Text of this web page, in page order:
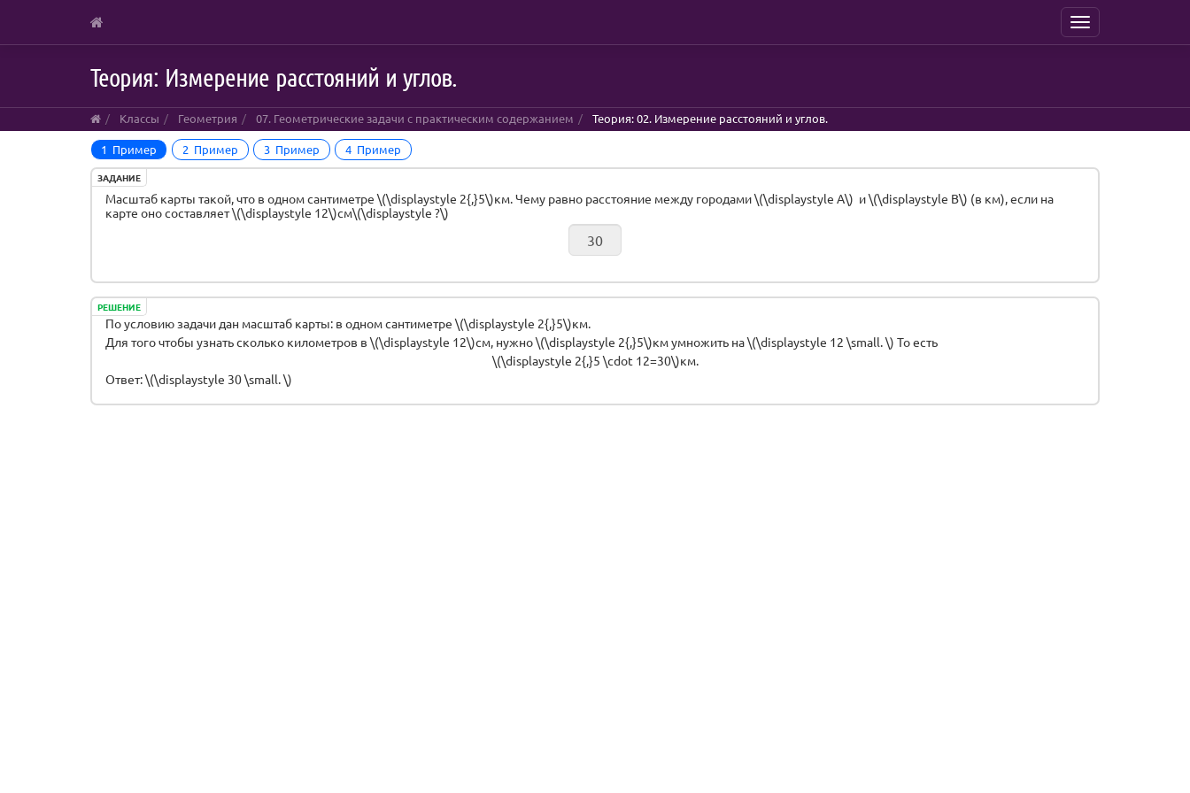
content
Menu
Теория: Измерение расстояний и углов.
Классы Геометрия 07. Геометрические задачи с практическим содержанием Теория: 02. Измерение расстояний и углов.
1 Пример 2 Пример 3 Пример 4 Пример
ЗАДАНИЕ
Масштаб карты такой, что в одном сантиметре \(\displaystyle 2{,}5\)км. Чему равно расстояние между городами \(\displaystyle A\) и \(\displaystyle B\) (в км), если на
карте оно составляет \(\displaystyle 12\)см\(\displaystyle ?\)
РЕШЕНИЕ
По условию задачи дан масштаб карты: в одном сантиметре \(\displaystyle 2{,}5\)км.
Для того чтобы узнать сколько километров в \(\displaystyle 12\)см, нужно \(\displaystyle 2{,}5\)км умножить на \(\displaystyle 12 \small. \) То есть
\(\displaystyle 2{,}5 \cdot 12=30\)км.
Ответ: \(\displaystyle 30 \small. \)